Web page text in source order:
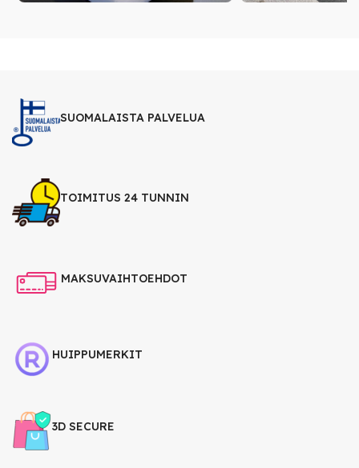
SUOMALAISTA PALVELUA
TOIMITUS 24 TUNNIN
MAKSUVAIHTOEHDOT
HUIPPUMERKIT
3D SECURE